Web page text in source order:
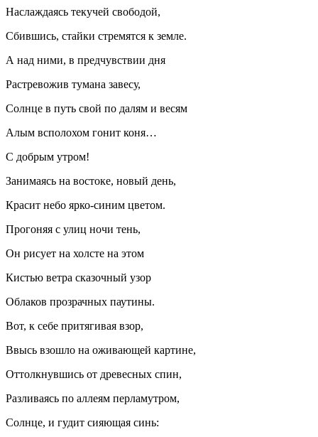
Наслаждаясь текучей свободой,
Сбившись, стайки стремятся к земле.
А над ними, в предчувствии дня
Растревожив тумана завесу,
Солнце в путь свой по далям и весям
Алым всполохом гонит коня…
С добрым утром!
Занимаясь на востоке, новый день,
Красит небо ярко-синим цветом.
Прогоняя с улиц ночи тень,
Он рисует на холсте на этом
Кистью ветра сказочный узор
Облаков прозрачных паутины.
Вот, к себе притягивая взор,
Ввысь взошло на оживающей картине,
Оттолкнувшись от древесных спин,
Разливаясь по аллеям перламутром,
Солнце, и гудит сияющая синь: